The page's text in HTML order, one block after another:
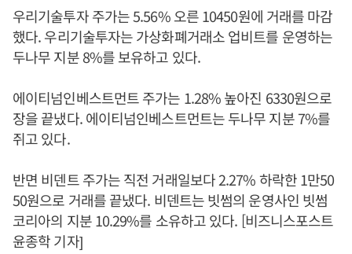
우리기술투자 주가는 5.56% 오른 10450원에 거래를 마감
했다. 우리기술투자는 가상화폐거래소 업비트를 운영하는
두나무 지분 8%를 보유하고 있다.
에이티넘인베스트먼트 주가는 1.28% 높아진 6330원으로
장을 끝냈다. 에이티넘인베스트먼트는 두나무 지분 7%를
쥐고 있다.
반면 비덴트 주가는 직전 거래일보다 2.27% 하락한 1만50
50원으로 거래를 끝냈다. 비덴트는 빗썸의 운영사인 빗썸
코리아의 지분 10.29%를 소유하고 있다. [비즈니스포스트
윤종학 기자]